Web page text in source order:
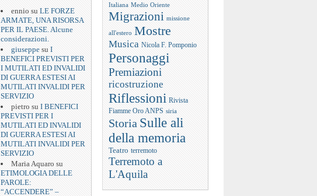
ennio su LE FORZE
ARMATE, UNA RISORSA
PER IL PAESE. Alcune
considerazioni.
giuseppe su I
BENEFICI PREVISTI PER
I MUTILATI ED INVALIDI
DI GUERRA ESTESI AI
MUTILATI INVALIDI PER
SERVIZIO
pietro su I BENEFICI
PREVISTI PER I
MUTILATI ED INVALIDI
DI GUERRA ESTESI AI
MUTILATI INVALIDI PER
SERVIZIO
Maria Aquaro su
ETIMOLOGIA DELLE
PAROLE:
“ACCENDERE” –
Italiana Medio Oriente
Migrazioni missione
all'estero Mostre
Musica Nicola F. Pomponio
Personaggi
Premiazioni
ricostruzione
Riflessioni Rivista
Fiamme Oro ANPS siria
Storia Sulle ali
della memoria
Teatro terremoto
Terremoto a
L'Aquila